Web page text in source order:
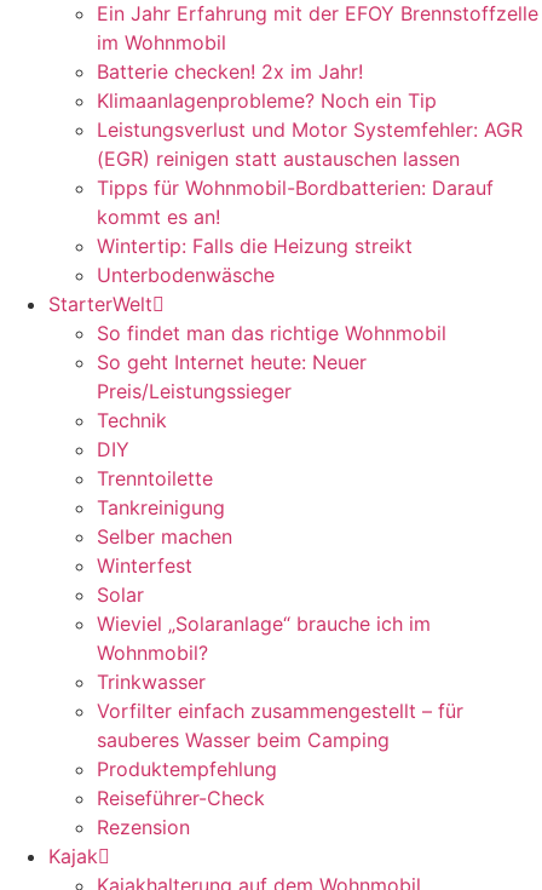
Ein Jahr Erfahrung mit der EFOY Brennstoffzelle
im Wohnmobil
Batterie checken! 2x im Jahr!
Klimaanlagenprobleme? Noch ein Tip
Leistungsverlust und Motor Systemfehler: AGR
(EGR) reinigen statt austauschen lassen
Tipps für Wohnmobil-Bordbatterien: Darauf
kommt es an!
Wintertip: Falls die Heizung streikt
Unterbodenwäsche
StarterWelt
So findet man das richtige Wohnmobil
So geht Internet heute: Neuer
Preis/Leistungssieger
Technik
DIY
Trenntoilette
Tankreinigung
Selber machen
Winterfest
Solar
Wieviel „Solaranlage“ brauche ich im
Wohnmobil?
Trinkwasser
Vorfilter einfach zusammengestellt – für
sauberes Wasser beim Camping
Produktempfehlung
Reiseführer-Check
Rezension
Kajak
Kajakhalterung auf dem Wohnmobil